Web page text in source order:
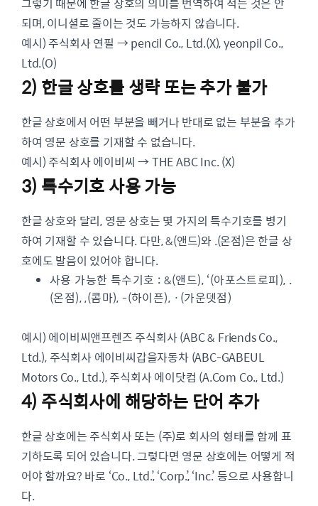
되며, 이니셜로 줄이는 것도 가능하지 않습니다.
예시) 주식회사 연필 → pencil Co., Ltd.(X), yeonpil Co.,
Ltd.(O)
2) 한글 상호를 생략 또는 추가 불가
한글 상호에서 어떤 부분을 빼거나 반대로 없는 부분을 추가
하여 영문 상호를 기재할 수 없습니다.
예시) 주식회사 에이비씨 → THE ABC Inc. (X)
3) 특수기호 사용 가능
한글 상호와 달리, 영문 상호는 몇 가지의 특수기호를 병기
하여 기재할 수 있습니다. 다만, &(앤드)와 .(온점)은 한글 상
호에도 발음이 있어야 합니다.
사용 가능한 특수기호 : &(앤드), ‘(아포스트로피), .
(온점), ,(콤마), -(하이픈), ·(가운뎃점)
예시) 에이비씨앤프렌즈 주식회사 (ABC & Friends Co.,
Ltd.), 주식회사 에이비씨갑을자동차 (ABC-GABEUL
Motors Co., Ltd.), 주식회사 에이닷컴 (A.Com Co., Ltd.)
4) 주식회사에 해당하는 단어 추가
한글 상호에는 주식회사 또는 (주)로 회사의 형태를 함께 표
기하도록 되어 있습니다. 그렇다면 영문 상호에는 어떻게 적
어야 할까요? 바로 ‘Co., Ltd.’, ‘Corp.’, ‘Inc.’ 등으로 사용합니
다.